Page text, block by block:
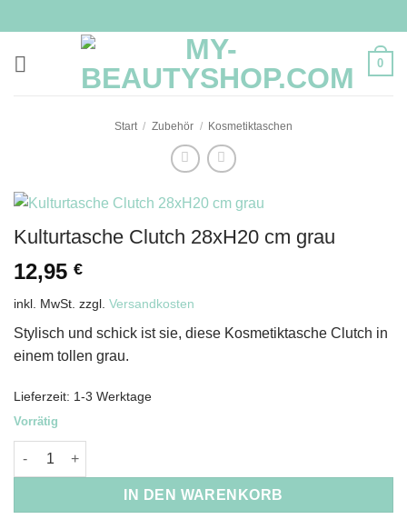
Inhalt
springen
0
Start / Zubehör / Kosmetiktaschen
Kulturtasche Clutch 28xH20 cm grau
12,95 €
inkl. MwSt. zzgl. Versandkosten
Stylisch und schick ist sie, diese Kosmetiktasche Clutch in
einem tollen grau.
Lieferzeit: 1-3 Werktage
Vorrätig
Kulturtasche Clutch 28xH20 cm grau Menge
IN DEN WARENKORB